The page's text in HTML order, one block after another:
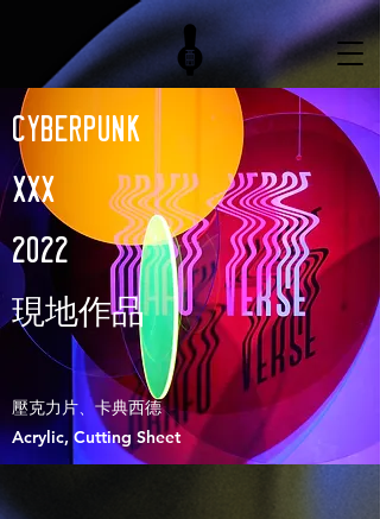
CYBERPUNK
XXX
2022
​現地作品
壓克力片、卡典西德
Acrylic, Cutting Sheet